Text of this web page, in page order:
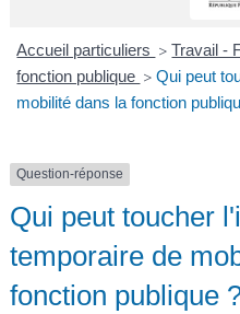
Accueil particuliers > Travail -
fonction publique > Qui peut
mobilité dans la fonction
Question-réponse
Qui peut toucher
temporaire de
fonction publique